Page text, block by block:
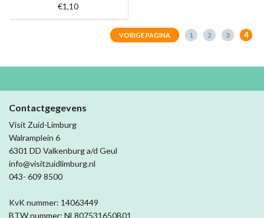
€1,10
VORIGE PAGINA 1 2 3 4
Contactgegevens
Visit Zuid-Limburg
Walramplein 6
6301 DD Valkenburg a/d Geul
info@visitzuidlimburg.nl
043- 609 8500
KvK nummer: 14063449
BTW nummer: NL807531650B01